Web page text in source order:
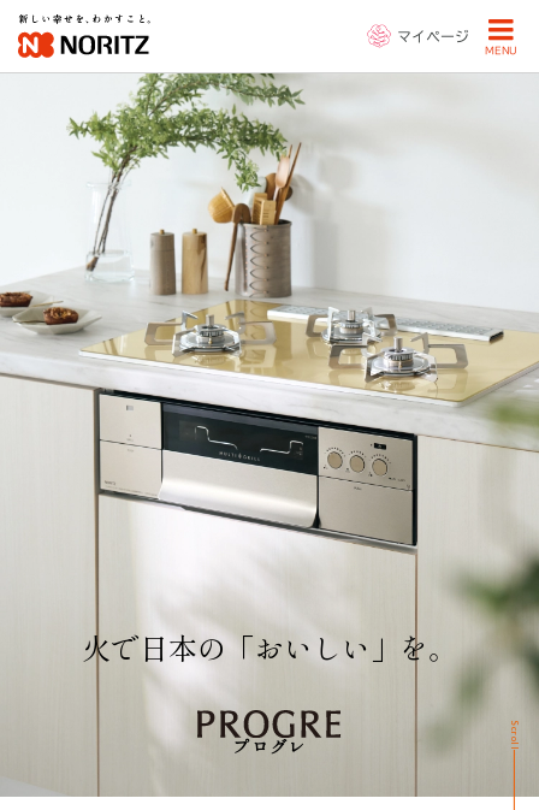
マイページ
MENU
プログレ
火で日本の「おいしい」を。
Scroll